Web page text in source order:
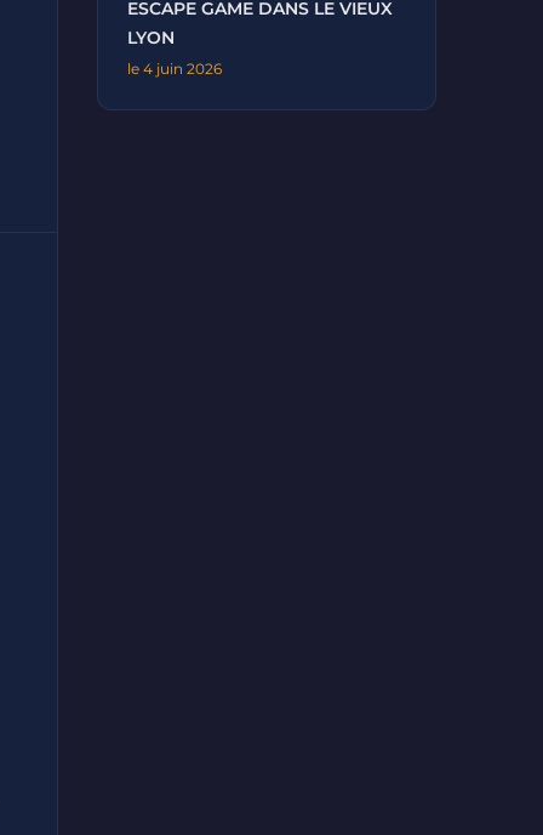
ESCAPE GAME DANS LE VIEUX
LYON
le 4 juin 2026